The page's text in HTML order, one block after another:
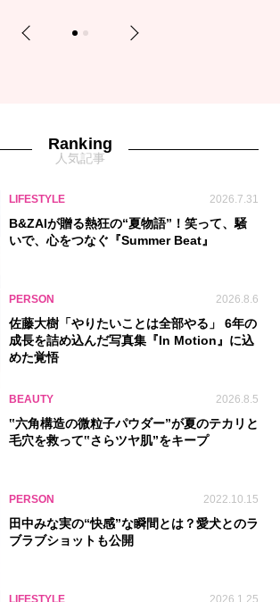
Previous 1 2 Next
Ranking
人気記事
LIFESTYLE 2026.7.31
B&ZAIが贈る熱狂の“夏物語”！笑って、騒
いで、心をつなぐ『Summer Beat』
PERSON 2026.8.6
佐藤大樹「やりたいことは全部やる」 6年の
成長を詰め込んだ写真集『In Motion』に込
めた覚悟
BEAUTY 2026.8.5
‟六角構造の微粒子パウダー”が夏のテカリと
毛穴を救って‟さらツヤ肌”をキープ
PERSON 2022.10.15
田中みな実の“快感”な瞬間とは？愛犬とのラ
ブラブショットも公開
LIFESTYLE 2026.1.25